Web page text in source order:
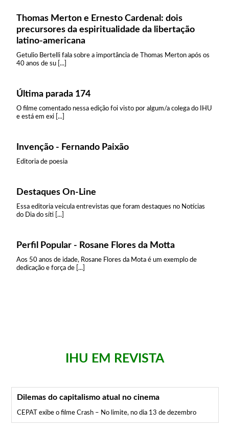
Thomas Merton e Ernesto Cardenal: dois
precursores da espiritualidade da libertação
latino-americana
Getulio Bertelli fala sobre a importância de Thomas Merton após os
40 anos de su [...]
Última parada 174
O filme comentado nessa edição foi visto por algum/a colega do IHU
e está em exi [...]
Invenção - Fernando Paixão
Editoria de poesia
Destaques On-Line
Essa editoria veicula entrevistas que foram destaques no Notícias
do Dia do síti [...]
Perfil Popular - Rosane Flores da Motta
Aos 50 anos de idade, Rosane Flores da Mota é um exemplo de
dedicação e força de [...]
IHU EM REVISTA
Dilemas do capitalismo atual no cinema
CEPAT exibe o filme Crash – No limite, no dia 13 de dezembro